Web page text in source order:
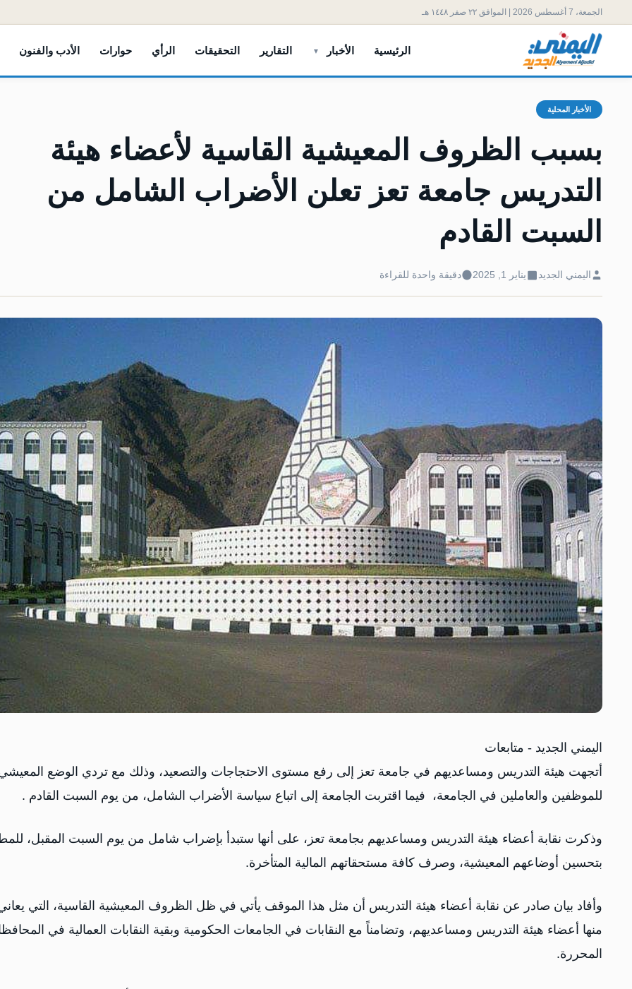
الجمعة، 7 أغسطس 2026 | الموافق ٢٢ صفر ١٤٤٨ هـ
الرئيسية الأخبار التقارير التحقيقات الرأي حوارات الأدب والفنون
الأخبار المحلية
بسبب الظروف المعيشية القاسية لأعضاء هيئة
التدريس جامعة تعز تعلن الأضراب الشامل من
السبت القادم
اليمني الجديد يناير 1, 2025 دقيقة واحدة للقراءة
اليمني الجديد - متابعات
أتجهت هيئة التدريس ومساعديهم في جامعة تعز إلى رفع مستوى الاحتجاجات والتصعيد، وذلك مع تردي الوضع
للموظفين والعاملين في الجامعة، فيما اقتربت الجامعة إلى اتباع سياسة الأضراب الشامل، من يوم السبت القادم .
وذكرت نقابة أعضاء هيئة التدريس ومساعديهم بجامعة تعز، على أنها ستبدأ بإضراب شامل من يوم السبت المقبل،
بتحسين أوضاعهم المعيشية، وصرف كافة مستحقاتهم المالية المتأخرة.
وأفاد بيان صادر عن نقابة أعضاء هيئة التدريس أن مثل هذا الموقف يأتي في ظل الظروف المعيشية القاسية، التي
منها أعضاء هيئة التدريس ومساعديهم، وتضامناً مع النقابات في الجامعات الحكومية وبقية النقابات العمالية في
المحررة.